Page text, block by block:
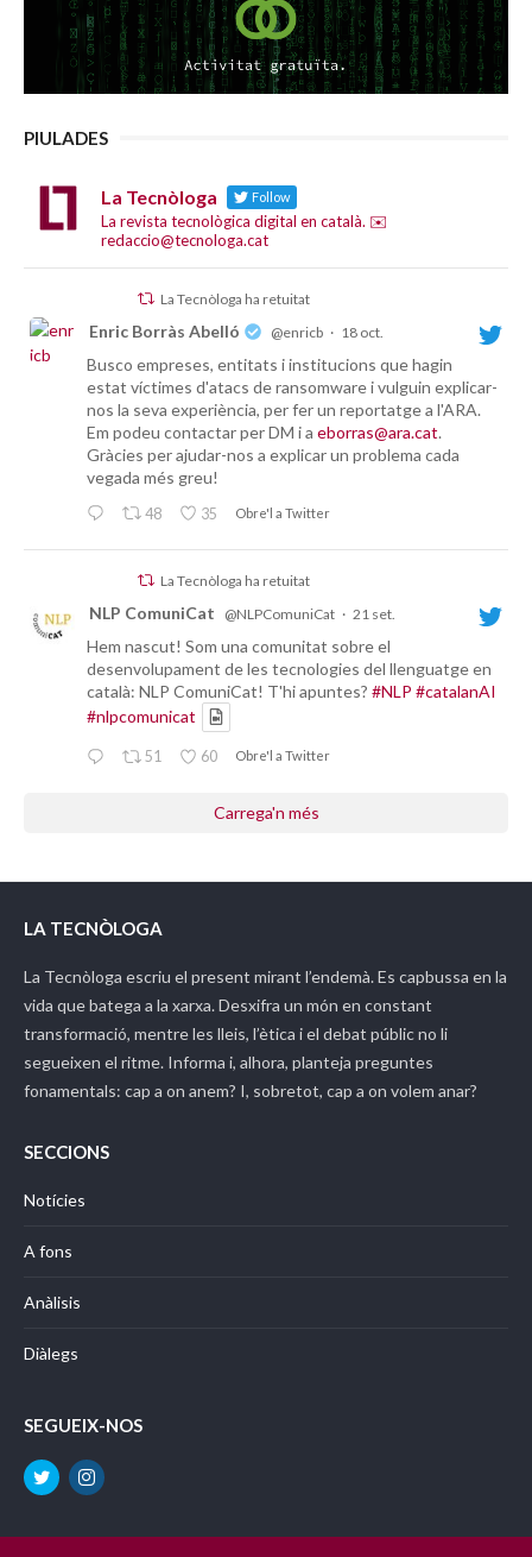
PIULADES
La Tecnòloga Follow
La revista tecnològica digital en català. ✉️
redaccio@tecnologa.cat
La Tecnòloga ha retuitat
Enric Borràs Abelló @enricb · 18 oct.
Busco empreses, entitats i institucions que hagin
estat víctimes d'atacs de ransomware i vulguin explicar-
nos la seva experiència, per fer un reportatge a l'ARA.
Em podeu contactar per DM i a eborras@ara.cat.
Gràcies per ajudar-nos a explicar un problema cada
vegada més greu!
48 35 Obre'l a Twitter
La Tecnòloga ha retuitat
NLP ComuniCat @NLPComuniCat · 21 set.
Hem nascut! Som una comunitat sobre el
desenvolupament de les tecnologies del llenguatge en
català: NLP ComuniCat! T'hi apuntes? #NLP #catalanAI
#nlpcomunicat
51 60 Obre'l a Twitter
Carrega'n més
LA TECNÒLOGA
La Tecnòloga escriu el present mirant l’endemà. Es capbussa en la
vida que batega a la xarxa. Desxifra un món en constant
transformació, mentre les lleis, l’ètica i el debat públic no li
segueixen el ritme. Informa i, alhora, planteja preguntes
fonamentals: cap a on anem? I, sobretot, cap a on volem anar?
SECCIONS
Notícies
A fons
Anàlisis
Diàlegs
SEGUEIX-NOS